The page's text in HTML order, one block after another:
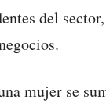
del
mujer se